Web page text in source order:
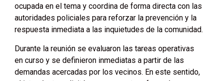
ocupada en el tema y coordina de forma directa con las
autoridades policiales para reforzar la prevención y la
respuesta inmediata a las inquietudes de la comunidad.
Durante la reunión se evaluaron las tareas operativas
en curso y se definieron inmediatas a partir de las
demandas acercadas por los vecinos. En este sentido,